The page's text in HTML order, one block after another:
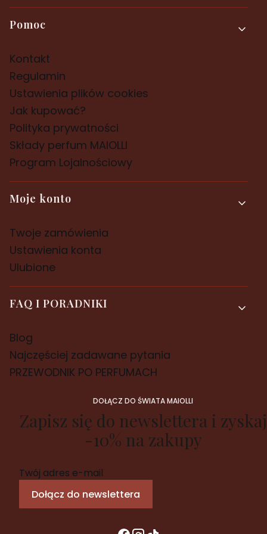
Pomoc
Kontakt
Regulamin
Ustawienia plików cookies
Jak kupować?
Polityka prywatności
Składy perfum MAIOLLI
Program Lojalnościowy
Moje konto
Twoje zamówienia
Ustawienia konta
Ulubione
FAQ I PORADNIKI
Blog
Najczęściej zadawane pytania
PRZEWODNIK PO PERFUMACH
DOŁĄCZ DO ŚWIATA MAIOLLI
Zapisz się do newslettera i zyskaj
-10% na zakupy
Twój adres e-mail
Dołącz do newslettera